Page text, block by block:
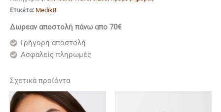
Ετικέτα: Medik8
Δωρεαν αποστολή πάνω απο 70€
Γρήγορη αποστολή
Ασφαλείς πληρωμές
Σχετικά προϊόντα